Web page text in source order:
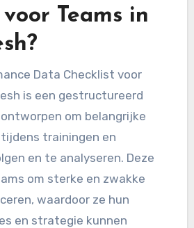
Teams in
Data Checklist voor
is een gestructureerd
om belangrijke
trainingen en
en te analyseren. Deze
om sterke en zwakke
waardoor ze hun
en strategie kunnen